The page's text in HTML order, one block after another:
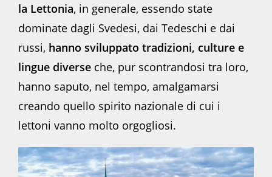
la Lettonia, in generale, essendo state
dominate dagli Svedesi, dai Tedeschi e dai
russi, hanno sviluppato tradizioni, culture e
lingue diverse che, pur scontrandosi tra loro,
hanno saputo, nel tempo, amalgamarsi
creando quello spirito nazionale di cui i
lettoni vanno molto orgogliosi.